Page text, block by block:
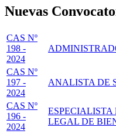
Nuevas
CAS Nº
198 -
2024
CAS Nº
197 -
2024
ANALISTA DE
CAS Nº
196 -
2024
ESPECIALISTA
LEGAL DE